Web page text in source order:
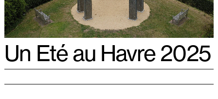
Un Eté au Havre 2025